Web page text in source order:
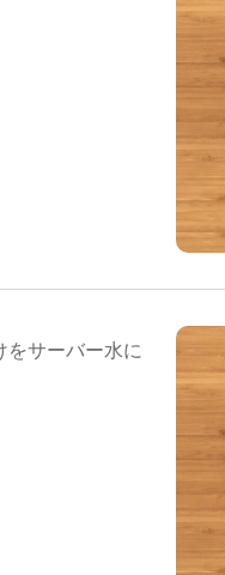
をサーバー水に